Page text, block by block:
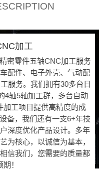
加工
密零件五轴CNC加工服务
配件、电子外壳、气动配
服务。我们拥有30多台日
4轴5轴加工群，多台自动
加工项目提供高精度的成
备，我们还有一支6+年技
深度优化产品设计。多年
为核心，以诚信为基本，
信我们，您需要的质量都
！